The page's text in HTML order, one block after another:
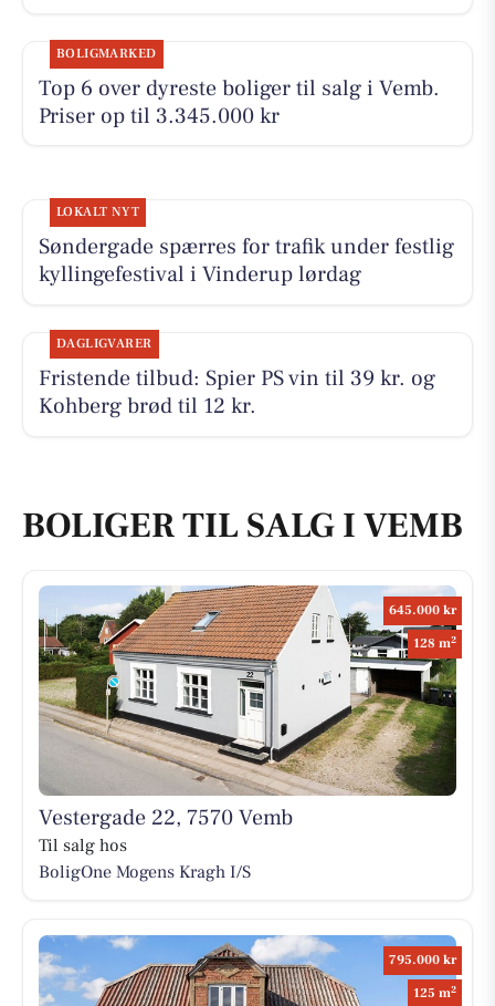
BOLIGMARKED
Top 6 over dyreste boliger til salg i Vemb.
Priser op til 3.345.000 kr
LOKALT NYT
Søndergade spærres for trafik under festlig
kyllingefestival i Vinderup lørdag
DAGLIGVARER
Fristende tilbud: Spier PS vin til 39 kr. og
Kohberg brød til 12 kr.
BOLIGER TIL SALG I VEMB
645.000 kr
128 m2
Vestergade 22, 7570 Vemb
Til salg hos
BoligOne Mogens Kragh I/S
795.000 kr
125 m2